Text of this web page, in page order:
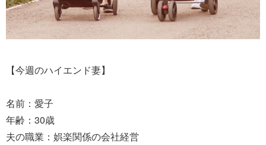
【今週のハイエンド妻】
名前：愛子
年齢：30歳
夫の職業：娯楽関係の会社経営